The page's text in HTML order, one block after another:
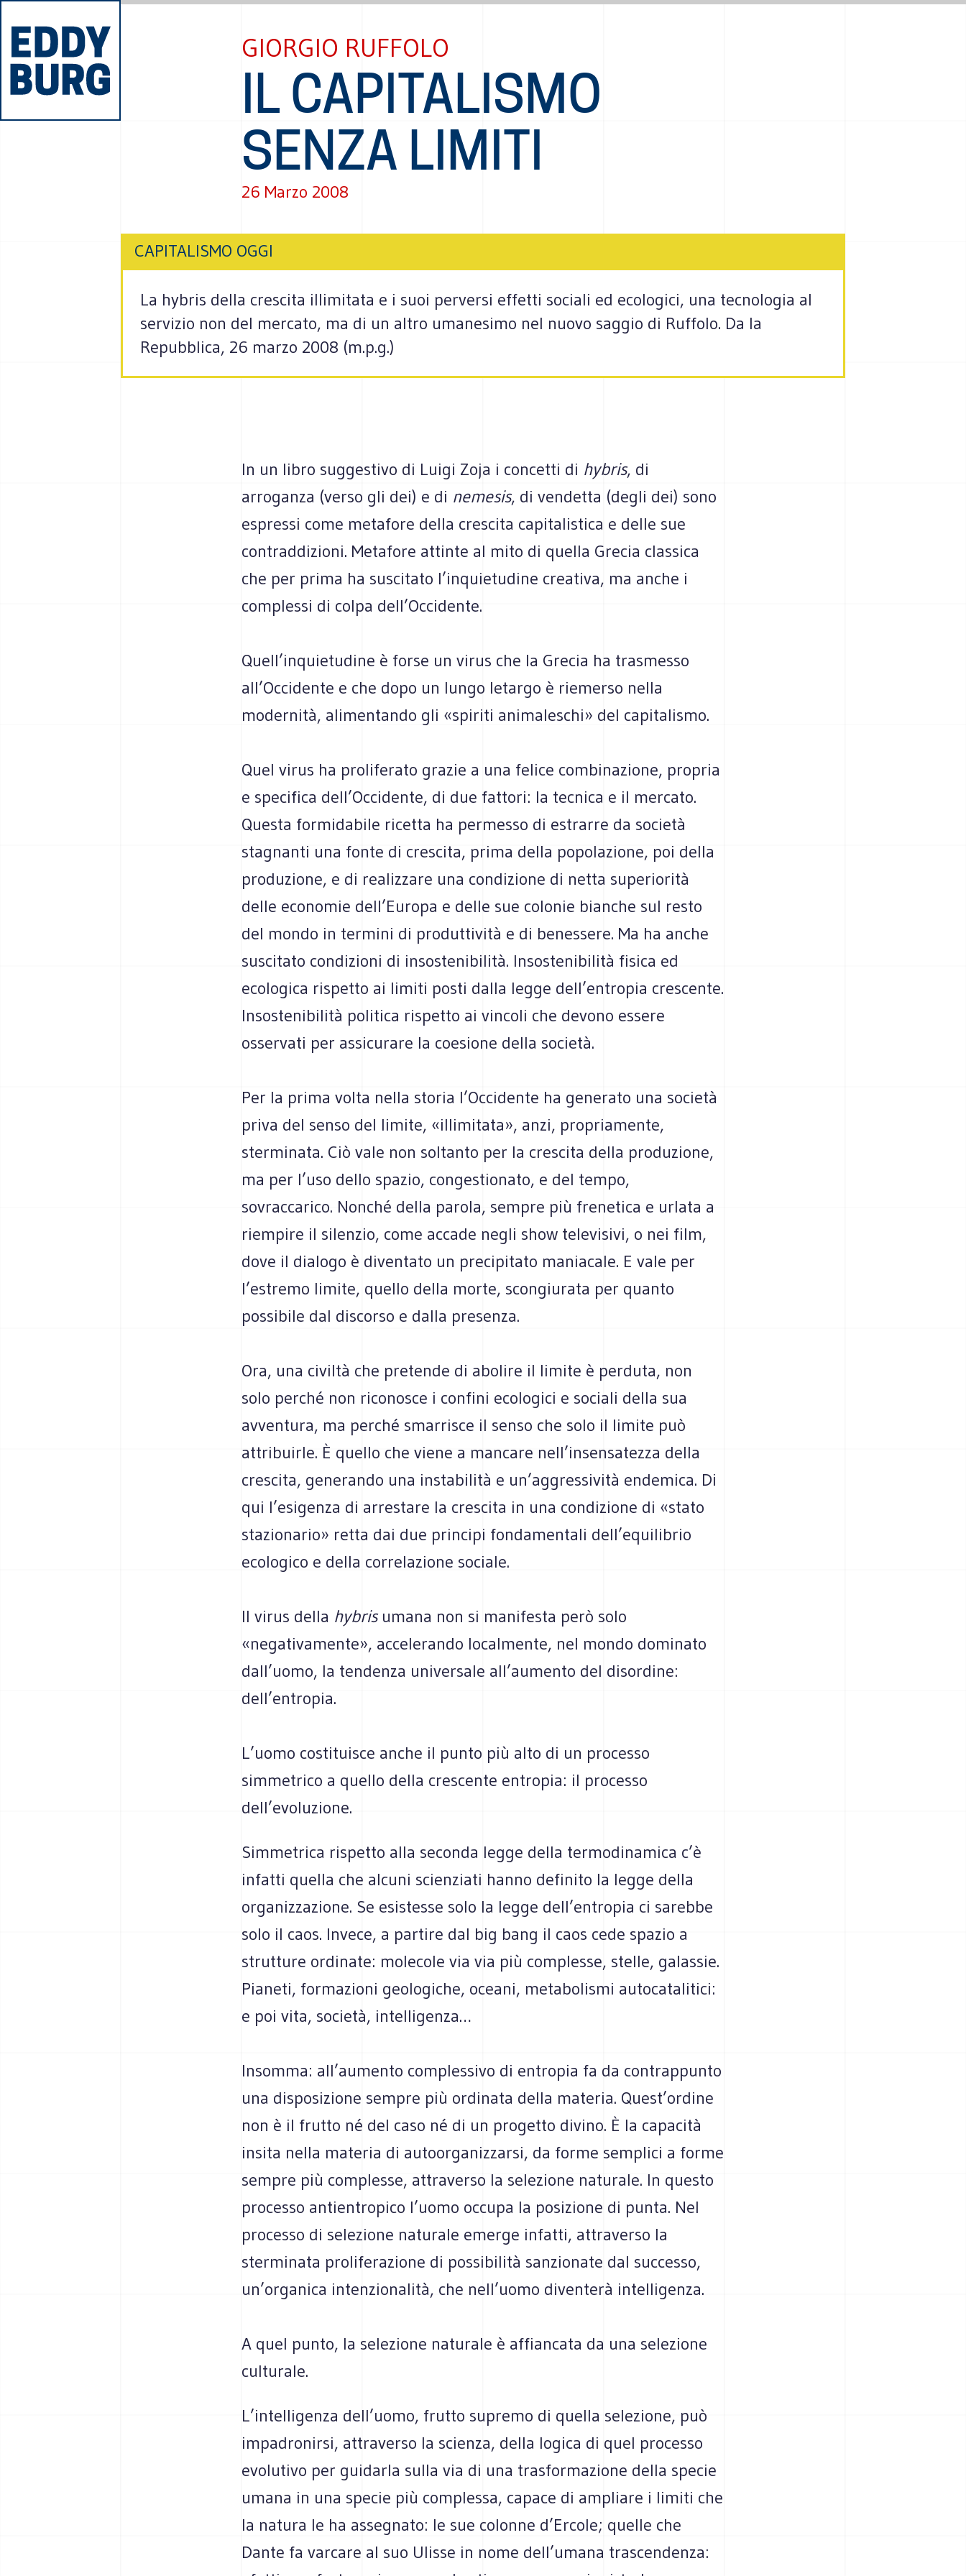
GIORGIO RUFFOLO
IL CAPITALISMO
SENZA LIMITI
26 Marzo 2008
CAPITALISMO OGGI
La hybris della crescita illimitata e i suoi perversi effetti sociali ed ecologici, una tecnologia al
servizio non del mercato, ma di un altro umanesimo nel nuovo saggio di Ruffolo. Da la
Repubblica, 26 marzo 2008 (m.p.g.)
In un libro suggestivo di Luigi Zoja i concetti di hybris, di
arroganza (verso gli dei) e di nemesis, di vendetta (degli dei) sono
espressi come metafore della crescita capitalistica e delle sue
contraddizioni. Metafore attinte al mito di quella Grecia classica
che per prima ha suscitato l’inquietudine creativa, ma anche i
complessi di colpa dell’Occidente.
Quell’inquietudine è forse un virus che la Grecia ha trasmesso
all’Occidente e che dopo un lungo letargo è riemerso nella
modernità, alimentando gli «spiriti animaleschi» del capitalismo.
Quel virus ha proliferato grazie a una felice combinazione, propria
e specifica dell’Occidente, di due fattori: la tecnica e il mercato.
Questa formidabile ricetta ha permesso di estrarre da società
stagnanti una fonte di crescita, prima della popolazione, poi della
produzione, e di realizzare una condizione di netta superiorità
delle economie dell’Europa e delle sue colonie bianche sul resto
del mondo in termini di produttività e di benessere. Ma ha anche
suscitato condizioni di insostenibilità. Insostenibilità fisica ed
ecologica rispetto ai limiti posti dalla legge dell’entropia crescente.
Insostenibilità politica rispetto ai vincoli che devono essere
osservati per assicurare la coesione della società.
Per la prima volta nella storia l’Occidente ha generato una società
priva del senso del limite, «illimitata», anzi, propriamente,
sterminata. Ciò vale non soltanto per la crescita della produzione,
ma per l’uso dello spazio, congestionato, e del tempo,
sovraccarico. Nonché della parola, sempre più frenetica e urlata a
riempire il silenzio, come accade negli show televisivi, o nei film,
dove il dialogo è diventato un precipitato maniacale. E vale per
l’estremo limite, quello della morte, scongiurata per quanto
possibile dal discorso e dalla presenza.
Ora, una civiltà che pretende di abolire il limite è perduta, non
solo perché non riconosce i confini ecologici e sociali della sua
avventura, ma perché smarrisce il senso che solo il limite può
attribuirle. È quello che viene a mancare nell’insensatezza della
crescita, generando una instabilità e un’aggressività endemica. Di
qui l’esigenza di arrestare la crescita in una condizione di «stato
stazionario» retta dai due principi fondamentali dell’equilibrio
ecologico e della correlazione sociale.
Il virus della hybrisumana non si manifesta però solo
«negativamente», accelerando localmente, nel mondo dominato
dall’uomo, la tendenza universale all’aumento del disordine:
dell’entropia.
L’uomo costituisce anche il punto più alto di un processo
simmetrico a quello della crescente entropia: il processo
dell’evoluzione.
Simmetrica rispetto alla seconda legge della termodinamica c’è
infatti quella che alcuni scienziati hanno definito la legge della
organizzazione. Se esistesse solo la legge dell’entropia ci sarebbe
solo il caos. Invece, a partire dal big bang il caos cede spazio a
strutture ordinate: molecole via via più complesse, stelle, galassie.
Pianeti, formazioni geologiche, oceani, metabolismi autocatalitici:
e poi vita, società, intelligenza…
Insomma: all’aumento complessivo di entropia fa da contrappunto
una disposizione sempre più ordinata della materia. Quest’ordine
non è il frutto né del caso né di un progetto divino. È la capacità
insita nella materia di autoorganizzarsi, da forme semplici a forme
sempre più complesse, attraverso la selezione naturale. In questo
processo antientropico l’uomo occupa la posizione di punta. Nel
processo di selezione naturale emerge infatti, attraverso la
sterminata proliferazione di possibilità sanzionate dal successo,
un’organica intenzionalità, che nell’uomo diventerà intelligenza.
A quel punto, la selezione naturale è affiancata da una selezione
culturale.
L’intelligenza dell’uomo, frutto supremo di quella selezione, può
impadronirsi, attraverso la scienza, della logica di quel processo
evolutivo per guidarla sulla via di una trasformazione della specie
umana in una specie più complessa, capace di ampliare i limiti che
la natura le ha assegnato: le sue colonne d’Ercole; quelle che
Dante fa varcare al suo Ulisse in nome dell’umana trascendenza: